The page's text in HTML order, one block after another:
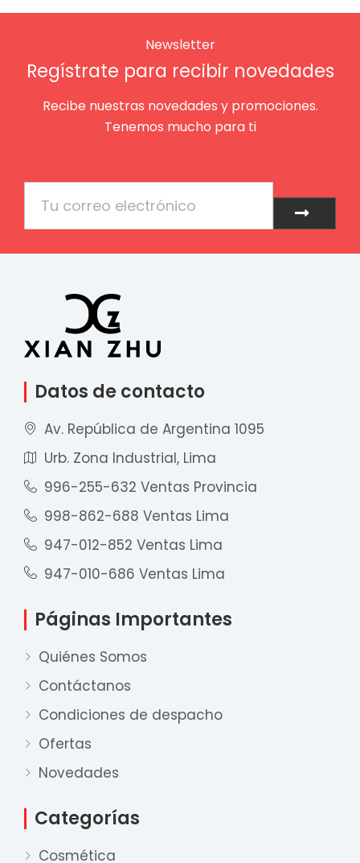
Newsletter
Regístrate para recibir novedades
Recibe nuestras novedades y promociones.
Tenemos mucho para ti
Enviar
Datos de contacto
Av. República de Argentina 1095
Urb. Zona Industrial, Lima
996-255-632 Ventas Provincia
998-862-688 Ventas Lima
947-012-852 Ventas Lima
947-010-686 Ventas Lima
Páginas Importantes
Quiénes Somos
Contáctanos
Condiciones de despacho
Ofertas
Novedades
Categorías
Cosmética